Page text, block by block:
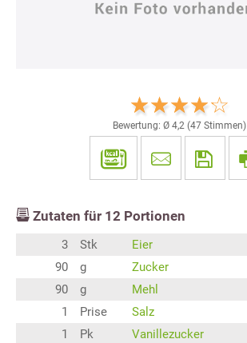
Bewertung: Ø 4,2(47Stimmen)
Zutaten für 12 Portionen
3 Stk
Eier
90
g
Zucker
90
g
Mehl
1
Prise
Salz
1
Pk
Vanillezucker